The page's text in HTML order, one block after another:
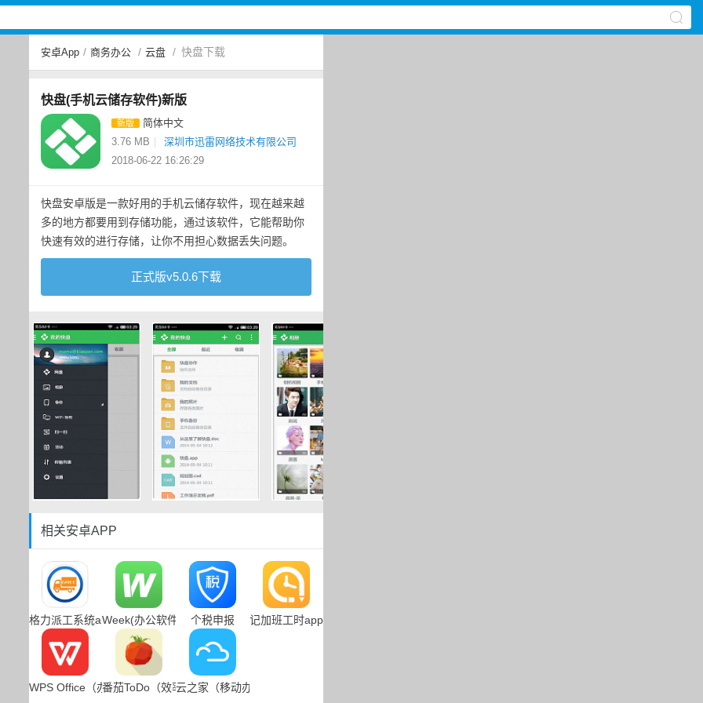
安卓App / 商务办公 / 云盘 / 快盘下载
快盘(手机云储存软件)新版
新版
简体中文
3.76 MB
深圳市迅雷网络技术有限公司
2018-06-22 16:26:29
快盘安卓版是一款好用的手机云储存软件，现在越来越
多的地方都要用到存储功能，通过该软件，它能帮助你
快速有效的进行存储，让你不用担心数据丢失问题。
正式版v5.0.6下载
相关安卓APP
格力派工系统appWeek(办公软件app)个税申报 记加班工时app安卓版
WPS Office（办公软件）番茄ToDo（效率办公app）
云之家（移动办公app）